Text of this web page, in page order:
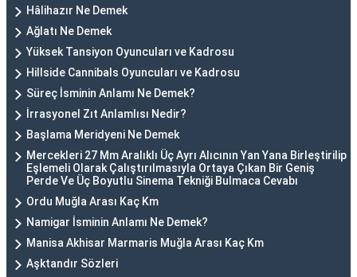
Hâlihazır Ne Demek
Ağlatı Ne Demek
Yüksek Tansiyon Oyuncuları ve Kadrosu
Hillside Cannibals Oyuncuları ve Kadrosu
Süreç İsminin Anlamı Ne Demek?
İrrasyonel Zıt Anlamlısı Nedir?
Başlama Meridyeni Ne Demek
Mercekleri 27 Mm Aralıklı Üç Ayrı Alıcının Yan Yana Birleştirilip
Eşlemeli Olarak Çalıştırılmasıyla Ortaya Çıkan Bir Geniş
Perde Ve Üç Boyutlu Sinema Tekniği Bulmaca Cevabı
Ordu Muğla Arası Kaç Km
Namigar İsminin Anlamı Ne Demek?
Manisa Akhisar Marmaris Muğla Arası Kaç Km
Aşktandır Sözleri